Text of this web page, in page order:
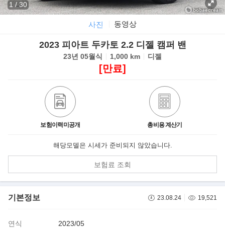
1 /30
사진 동영상
2023 피아트 두카토 2.2 디젤 캠퍼 밴
23년 05월식 1,000 km 디젤
[만료]
보험이력미공개 총비용 계산기
해당모델은 시세가 준비되지 않았습니다.
보험료 조회
기본정보 23.08.24 19,521
연식
2023/05